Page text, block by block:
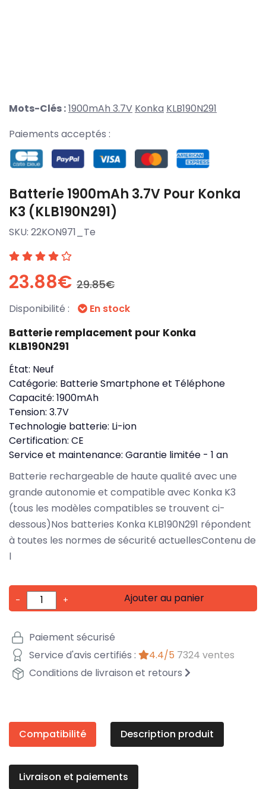
Mots-Clés :1900mAh 3.7V Konka KLB190N291
Paiements acceptés :
Batterie 1900mAh 3.7V Pour Konka
K3 (KLB190N291)
SKU: 22KON971_Te
23.88€ 29.85€
Disponibilité : En stock
Batterie remplacement pour Konka
KLB190N291
État: Neuf
Catégorie: Batterie Smartphone et Téléphone
Capacité: 1900mAh
Tension: 3.7V
Technologie batterie: Li-ion
Certification: CE
Service et maintenance: Garantie limitée - 1 an
Batterie rechargeable de haute qualité avec une
grande autonomie et compatible avec Konka K3
(tous les modèles compatibles se trouvent ci-
dessous)Nos batteries Konka KLB190N291 répondent
à toutes les normes de sécurité actuellesContenu de
l
- + Ajouter au panier
Paiement sécurisé
Service d'avis certifiés :
4.4/5 7324 ventes
Conditions de livraison et retours
Compatibilité Description produit
Livraison et paiements